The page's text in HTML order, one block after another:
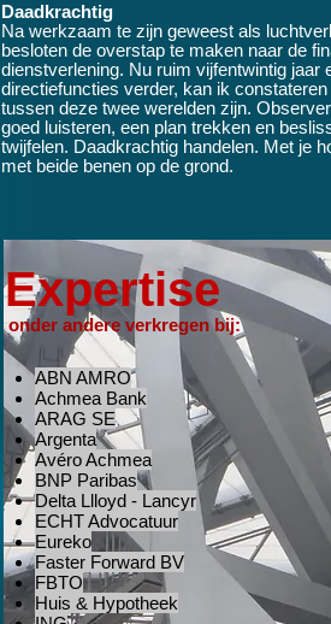
Daadkrachtig
Na werkzaam te zijn geweest als
besloten de overstap te maken naar de
dienstverlening. Nu ruim vijfentwintig jaar
directiefuncties verder, kan ik
tussen deze twee werelden zijn.
goed luisteren, een plan trekken en
twijfelen. Daadkrachtig handelen. Met je
met beide benen op de grond.
Expertise
onder andere verkregen bij:
ABN AMRO
Achmea Bank
ARAG SE
Argenta
Avéro Achmea
BNP Paribas
Delta Llloyd - Lancyr
ECHT Advocatuur
Eureko
Faster Forward BV
FBTO
Huis & Hypotheek